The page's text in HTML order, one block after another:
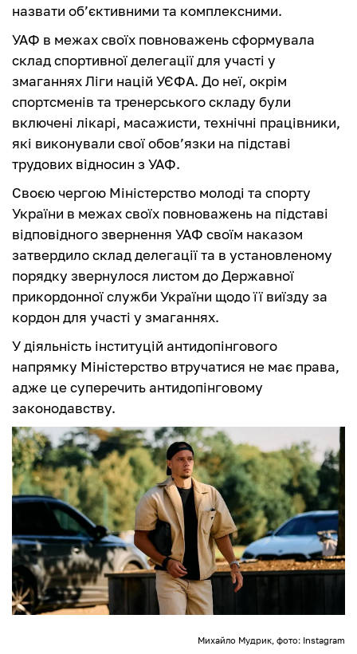
назвати обʼєктивними та комплексними.
УАФ в межах своїх повноважень сформувала
склад спортивної делегації для участі у
змаганнях Ліги націй УЄФА. До неї, окрім
спортсменів та тренерського складу були
включені лікарі, масажисти, технічні працівники,
які виконували свої обов’язки на підставі
трудових відносин з УАФ.
Своєю чергою Міністерство молоді та спорту
України в межах своїх повноважень на підставі
відповідного звернення УАФ своїм наказом
затвердило склад делегації та в установленому
порядку звернулося листом до Державної
прикордонної служби України щодо її виїзду за
кордон для участі у змаганнях.
У діяльність інституцій антидопінгового
напрямку Міністерство втручатися не має права,
адже це суперечить антидопінговому
законодавству.
Михайло Мудрик, фото: Instagram